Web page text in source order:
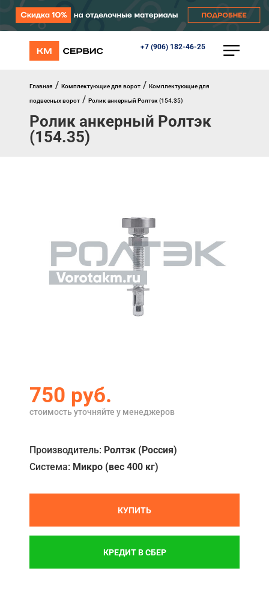
+7 (906) 182-46-25
КАТАЛОГ
Перегрузочное оборудование
Уличные калитки
Шлагбаумы
Противопожарные ворота
Кредит
О компании
Главная / Комплектующие для ворот / Комплектующие для
подвесных ворот / Ролик анкерный Ролтэк (154.35)
Ролик анкерный Ролтэк
(154.35)
750 руб.
стоимость уточняйте у менеджеров
Производитель: Ролтэк (Россия)
Система: Микро (вес 400 кг)
КУПИТЬ
КРЕДИТ В СБЕР